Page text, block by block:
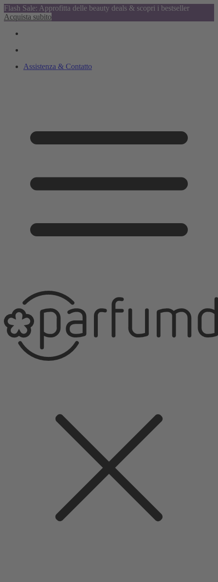
Flash Sale: Approfitta delle beauty deals & scopri i bestseller
Acquista subito
Assistenza & Contatto